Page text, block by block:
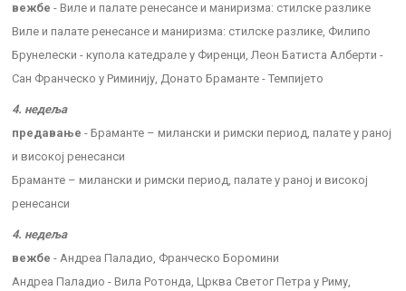
вежбе - Виле и палате ренесансе и маниризма: стилске разлике
Виле и палате ренесансе и маниризма: стилске разлике, Филипо
Брунелески - купола катедрале у Фиренци, Леон Батиста Алберти -
Сан Франческо у Риминију, Донато Браманте - Темпијето
4. недеља
предавање - Браманте – милански и римски период, палате у раној
и високој ренесанси
Браманте – милански и римски период, палате у раној и високој
ренесанси
4. недеља
вежбе - Андреа Паладио, Франческо Боромини
Андреа Паладио - Вила Ротонда, Црква Светог Петра у Риму,